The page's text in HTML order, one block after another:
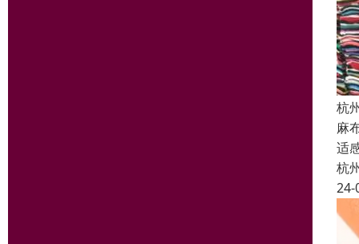
杭
麻
适
杭
24-